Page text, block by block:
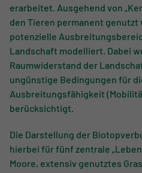
erarbeitet. Ausgehend von
den Tieren permanent genutzt
potenzielle
Landschaft modelliert. Dabei
Raumwiderstand der
ungünstige Bedingungen für
Ausbreitungsfähigkeit
berücksichtigt.
Die Darstellung der
hierbei für fünf zentrale
Moore, extensiv genutztes